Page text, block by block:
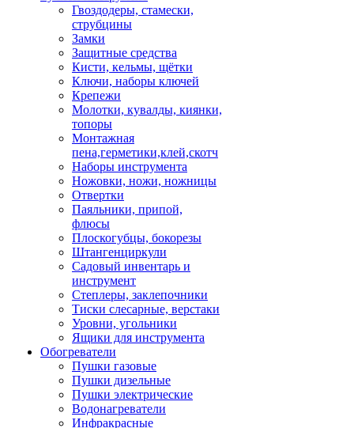
Гвоздодеры, стамески,
струбцины
Замки
Защитные средства
Кисти, кельмы, щётки
Ключи, наборы ключей
Крепежи
Молотки, кувалды, киянки,
топоры
Монтажная
пена,герметики,клей,скотч
Наборы инструмента
Ножовки, ножи, ножницы
Отвертки
Паяльники, припой,
флюсы
Плоскогубцы, бокорезы
Штангенциркули
Садовый инвентарь и
инструмент
Степлеры, заклепочники
Тиски слесарные, верстаки
Уровни, угольники
Ящики для инструмента
Обогреватели
Пушки газовые
Пушки дизельные
Пушки электрические
Водонагреватели
Инфракрасные